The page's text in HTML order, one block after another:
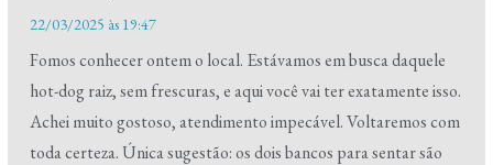
22/03/2025 às 19:47
Fomos conhecer ontem o local. Estávamos em busca daquele
hot-dog raiz, sem frescuras, e aqui você vai ter exatamente isso.
Achei muito gostoso, atendimento impecável. Voltaremos com
toda certeza. Única sugestão: os dois bancos para sentar são